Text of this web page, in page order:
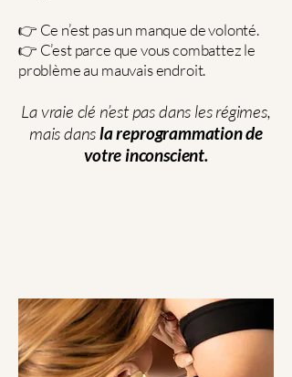
👉 Ce n’est pas un manque de volonté.
👉 C’est parce que vous combattez le
problème au mauvais endroit.
La vraie clé n’est pas dans les régimes,
mais dansla reprogrammation de
votre inconscient.